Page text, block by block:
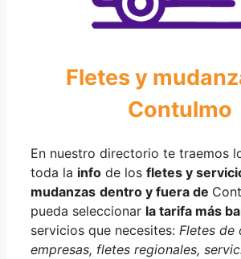
Fletes y
Contulmo
En nuestro directorio te traemos
toda la info de los fletes y
mudanzas dentro y fuera de
pueda seleccionar la tarifa más
servicios que necesites: Fletes de
empresas, fletes regionales,